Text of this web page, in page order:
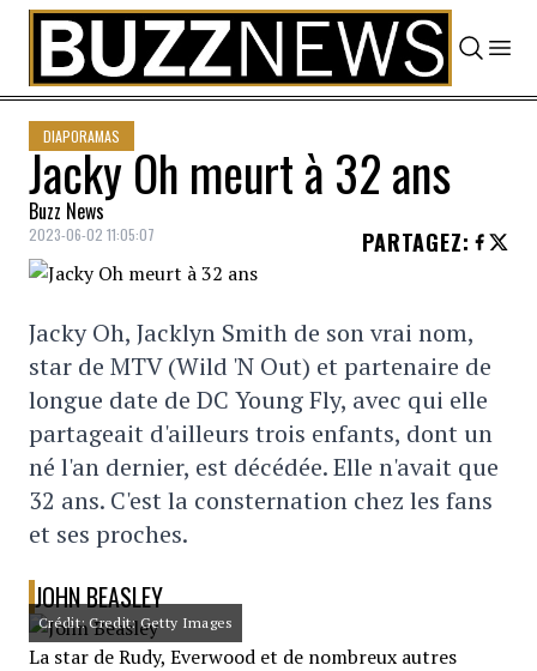
Skip to content
DIAPORAMAS
Jacky Oh meurt à 32 ans
Buzz News
2023-06-02 11:05:07 PARTAGEZ:
Jacky Oh, Jacklyn Smith de son vrai nom,
star de MTV (Wild 'N Out) et partenaire de
longue date de DC Young Fly, avec qui elle
partageait d'ailleurs trois enfants, dont un
né l'an dernier, est décédée. Elle n'avait que
32 ans. C'est la consternation chez les fans
et ses proches.
JOHN BEASLEY
Crédit: Credit: Getty Images
La star de Rudy, Everwood et de nombreux autres